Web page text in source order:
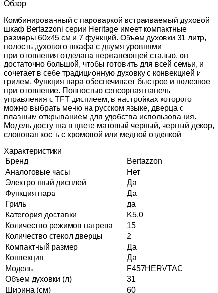
Обзор
Комбинированный с пароваркой встраиваемый духовой
шкаф Bertazzoni серии Heritage имеет компактные
размеры 60x45 см и 7 функций. Объем духовки 31 литр,
полость духового шкафа с двумя уровнями
приготовления отделана нержавеющей сталью, он
достаточно большой, чтобы готовить для всей семьи, и
сочетает в себе традиционную духовку с конвекцией и
грилем. Функция пара обеспечивает быстрое и полезное
приготовление. Полностью сенсорная панель
управления с TFT дисплеем, в настройках которого
можно выбрать меню на русском языке, дверца с
плавным открыванием для удобства использования.
Модель доступна в цвете матовый черный, черный декор,
слоновая кость с хромовой или медной отделкой.
Характеристики
Бренд
Bertazzoni
Аналоговые часы
Нет
Электронный дисплей
Да
Функция пара
Да
Гриль
да
Категория доставки
K5.0
Количество режимов нагрева
15
Количество стекол дверцы
2
Компактный размер
Да
Конвекция
Да
Модель
F457HERVTAC
Объем духовки (л)
31
Ширина (см)
60